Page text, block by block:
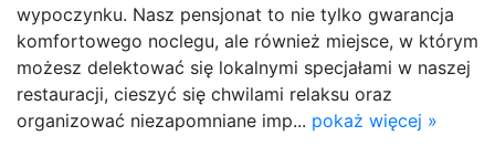
wypoczynku. Nasz pensjonat to nie tylko gwarancja
komfortowego noclegu, ale również miejsce, w którym
możesz delektować się lokalnymi specjałami w naszej
restauracji, cieszyć się chwilami relaksu oraz
organizować niezapomniane imp... pokaż więcej »